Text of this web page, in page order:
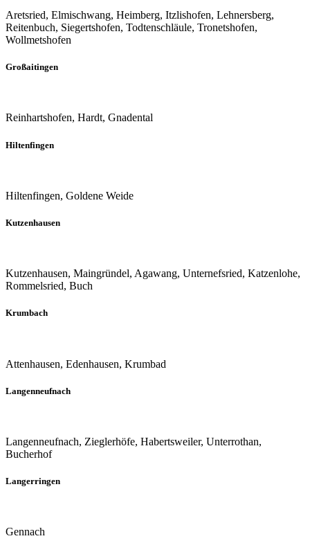
Aretsried, Elmischwang, Heimberg, Itzlishofen, Lehnersberg,
Reitenbuch, Siegertshofen, Todtenschläule, Tronetshofen,
Wollmetshofen
Großaitingen
Reinhartshofen, Hardt, Gnadental
Hiltenfingen
Hiltenfingen, Goldene Weide
Kutzenhausen
Kutzenhausen, Maingründel, Agawang, Unternefsried, Katzenlohe,
Rommelsried, Buch
Krumbach
Attenhausen, Edenhausen, Krumbad
Langenneufnach
Langenneufnach, Zieglerhöfe, Habertsweiler, Unterrothan,
Bucherhof
Langerringen
Gennach